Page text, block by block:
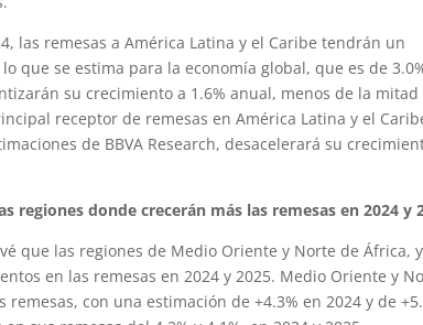
las remesas a América Latina y el Caribe tendrán un
que se estima para la economía global, que es de
su crecimiento a 1.6% anual, menos de la mitad
receptor de remesas en América Latina y el
de BBVA Research, desacelerará su
regiones donde crecerán más las remesas en 2024 y
que las regiones de Medio Oriente y Norte de África, y
en las remesas en 2024 y 2025. Medio Oriente y
con una estimación de +4.3% en 2024 y de